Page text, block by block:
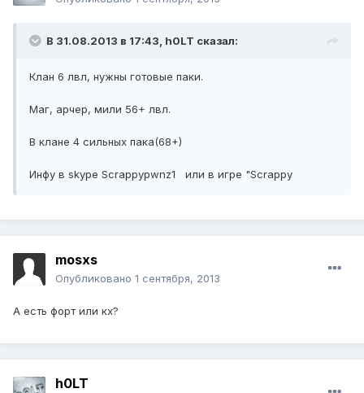
В 31.08.2013 в 17:43, h0LT сказал:
Клан 6 лвл, нужны готовые паки.
Маг, арчер, мили 56+ лвл.
В клане 4 сильных пака(68+)
Инфу в skype Scrappypwnz1 или в игре "Scrappy
mosxs
Опубликовано 1 сентября, 2013
А есть форт или кх?
h0LT